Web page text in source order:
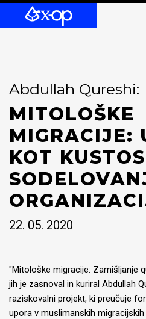
Abdullah Qureshi:
MITOLOŠKE
MIGRACIJE:
KOT
22. 05. 2020
"Mitološke migracije: Zamišljanje
jih je zasnoval in kuriral Abdullah
raziskovalni projekt, ki preučuje
upora v muslimanskih